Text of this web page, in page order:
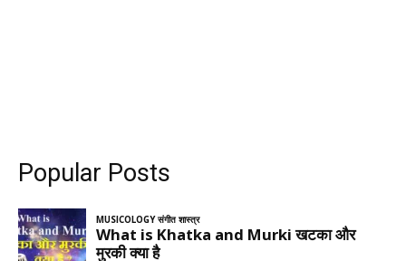
Popular Posts